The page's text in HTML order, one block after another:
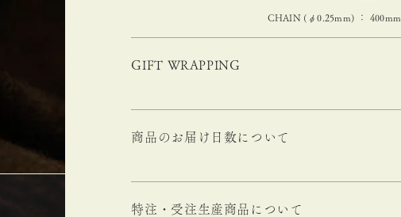
CHAIN (φ0.25mm) ： 400mm
GIFT WRAPPING
商品のお届け日数について
特注・受注生産商品について